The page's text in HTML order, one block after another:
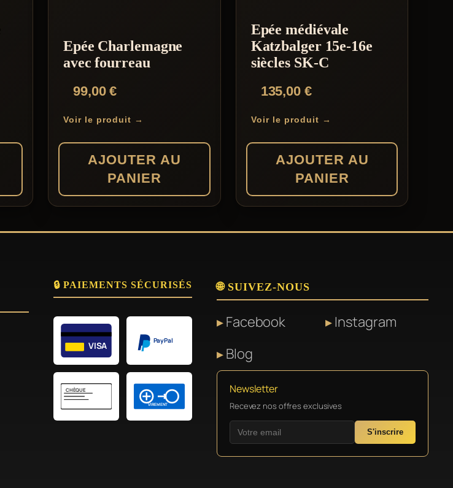
Epée Charlemagne
avec fourreau
99,00€
Voir le produit →
AJOUTER AU
PANIER
Epée médiévale
Katzbalger 15e-16e
siècles SK-C
135,00 €
Voir le produit →
AJOUTER AU
PANIER
🔒 PAIEMENTS SÉCURISÉS
VISA PayPal
CHÈQUE
VIREMENT
🌐 SUIVEZ-NOUS
Facebook
Instagram
Blog
Newsletter
Recevez nos offres exclusives
S'inscrire